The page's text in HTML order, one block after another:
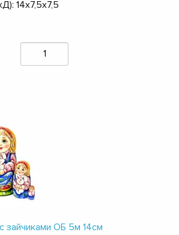
14х7,5х7,5
зайчиками ОБ 5м 14см